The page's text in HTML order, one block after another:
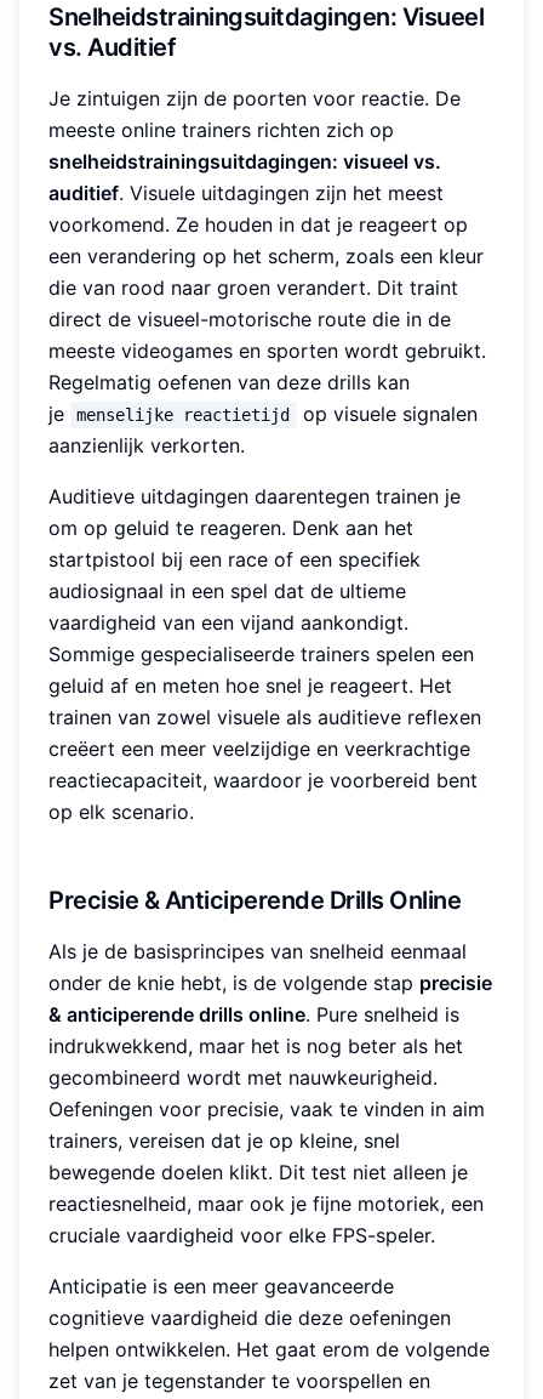
Snelheidstrainingsuitdagingen: Visueel
vs. Auditief
Je zintuigen zijn de poorten voor reactie. De
meeste online trainers richten zich op
snelheidstrainingsuitdagingen: visueel vs.
auditief. Visuele uitdagingen zijn het meest
voorkomend. Ze houden in dat je reageert op
een verandering op het scherm, zoals een kleur
die van rood naar groen verandert. Dit traint
direct de visueel-motorische route die in de
meeste videogames en sporten wordt gebruikt.
Regelmatig oefenen van deze drills kan
je
menselijke reactietijd
op visuele signalen
aanzienlijk verkorten.
Auditieve uitdagingen daarentegen trainen je
om op geluid te reageren. Denk aan het
startpistool bij een race of een specifiek
audiosignaal in een spel dat de ultieme
vaardigheid van een vijand aankondigt.
Sommige gespecialiseerde trainers spelen een
geluid af en meten hoe snel je reageert. Het
trainen van zowel visuele als auditieve reflexen
creëert een meer veelzijdige en veerkrachtige
reactiecapaciteit, waardoor je voorbereid bent
op elk scenario.
Precisie & Anticiperende Drills Online
Als je de basisprincipes van snelheid eenmaal
onder de knie hebt, is de volgende stap precisie
& anticiperende drills online. Pure snelheid is
indrukwekkend, maar het is nog beter als het
gecombineerd wordt met nauwkeurigheid.
Oefeningen voor precisie, vaak te vinden in aim
trainers, vereisen dat je op kleine, snel
bewegende doelen klikt. Dit test niet alleen je
reactiesnelheid, maar ook je fijne motoriek, een
cruciale vaardigheid voor elke FPS-speler.
Anticipatie is een meer geavanceerde
cognitieve vaardigheid die deze oefeningen
helpen ontwikkelen. Het gaat erom de volgende
zet van je tegenstander te voorspellen en